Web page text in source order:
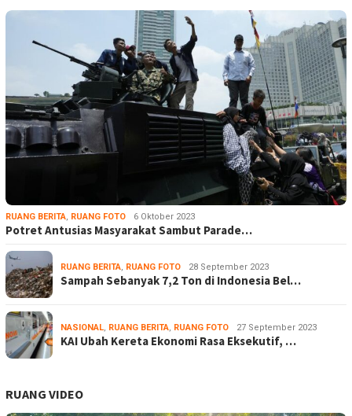
RUANG BERITA, RUANG FOTO 6 Oktober 2023
Potret Antusias Masyarakat Sambut Parade…
RUANG BERITA, RUANG FOTO 28 September 2023
Sampah Sebanyak 7,2 Ton di Indonesia Bel…
NASIONAL, RUANG BERITA, RUANG FOTO 27 September 2023
KAI Ubah Kereta Ekonomi Rasa Eksekutif, …
RUANG VIDEO